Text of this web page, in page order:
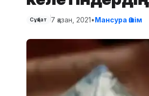
Сұқбат 7 қазан, 2021•Мансура Әшім